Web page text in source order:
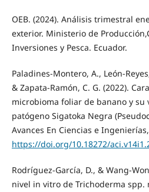
OEB. (2024). Análisis trimestral
exterior. Ministerio de
Inversiones y Pesca. Ecuador.
Paladines-Montero, A., León-
& Zapata-Ramón, C. G. (2022).
microbioma foliar de banano y su
patógeno Sigatoka Negra
Avances En Ciencias e
https://doi.org/10.18272/
Rodríguez-García, D., & Wang-
nivel in vitro de Trichoderma spp.